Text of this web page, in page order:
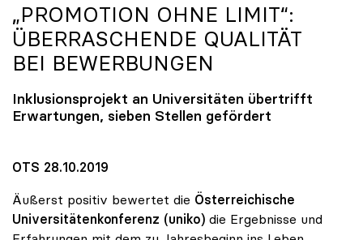
„PROMOTION OHNE LIMIT“:
ÜBERRASCHENDE QUALITÄT
BEI BEWERBUNGEN
Inklusionsprojekt an Universitäten übertrifft
Erwartungen, sieben Stellen gefördert
OTS 28.10.2019
Äußerst positiv bewertet die Österreichische
Universitätenkonferenz (uniko) die Ergebnisse und